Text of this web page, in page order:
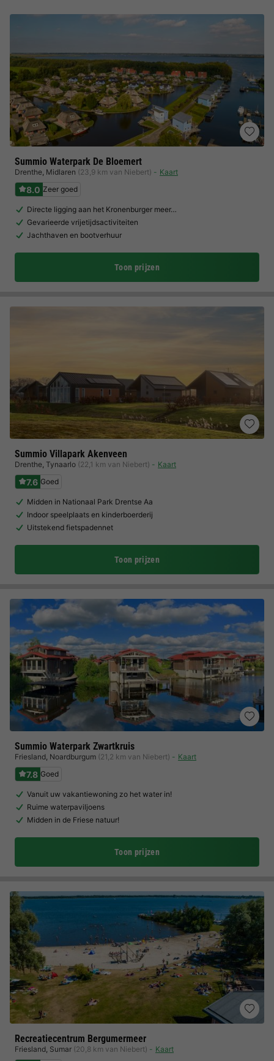
Summio Waterpark De Bloemert
Drenthe, Midlaren (23,9 km van Niebert) Kaart
8.0 Zeer goed
Directe ligging aan het Kronenburger meer…
Gevarieerde vrijetijdsactiviteiten
Jachthaven en bootverhuur
Toon prijzen
Summio Villapark Akenveen
Drenthe, Tynaarlo (22,1 km van Niebert) Kaart
7.6 Goed
Midden in Nationaal Park Drentse Aa
Indoor speelplaats en kinderboerderij
Uitstekend fietspadennet
Toon prijzen
Summio Waterpark Zwartkruis
Friesland, Noardburgum (21,2 km van Niebert) Kaart
7.8 Goed
Vanuit uw vakantiewoning zo het water in!
Ruime waterpaviljoens
Midden in de Friese natuur!
Toon prijzen
Recreatiecentrum Bergumermeer
Friesland, Sumar (20,8 km van Niebert) Kaart